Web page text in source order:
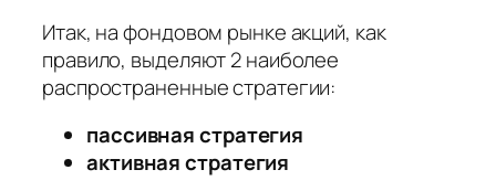
Итак, на фондовом рынке акций, как
правило, выделяют 2 наиболее
распространенные стратегии:
пассивная стратегия
активная стратегия